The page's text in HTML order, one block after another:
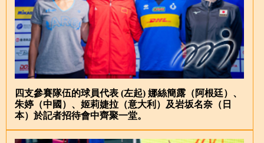
四支參賽隊伍的球員代表 (左起) 娜絲簡露（阿根廷）、
朱婷（中國）、姬莉婕拉（意大利）及岩坂名奈（日
本）於記者招待會中齊聚一堂。